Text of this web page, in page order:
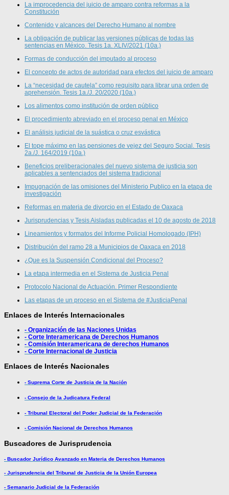
La improcedencia del juicio de amparo contra reformas a la
Constitución
Contenido y alcances del Derecho Humano al nombre
La obligación de publicar las versiones públicas de todas las
sentencias en México. Tesis 1a. XLIV/2021 (10a.)
Formas de conducción del imputado al proceso
El concepto de actos de autoridad para efectos del juicio de amparo
La “necesidad de cautela” como requisito para librar una orden de
aprehensión. Tesis 1a./J. 20/2020 (10a.)
Los alimentos como institución de orden público
El procedimiento abreviado en el proceso penal en México
El análisis judicial de la suástica o cruz esvástica
El tope máximo en las pensiones de vejez del Seguro Social. Tesis
2a./J. 164/2019 (10a.)
Beneficios preliberacionales del nuevo sistema de justicia son
aplicables a sentenciados del sistema tradicional
Impugnación de las omisiones del Ministerio Publico en la etapa de
investigación
Reformas en materia de divorcio en el Estado de Oaxaca
Jurisprudencias y Tesis Aisladas publicadas el 10 de agosto de 2018
Lineamientos y formatos del Informe Policial Homologado (IPH)
Distribución del ramo 28 a Municipios de Oaxaca en 2018
¿Que es la Suspensión Condicional del Proceso?
La etapa intermedia en el Sistema de Justicia Penal
Protocolo Nacional de Actuación. Primer Respondiente
Las etapas de un proceso en el Sistema de #JusticiaPenal
Enlaces de Interés Internacionales
- Organización de las Naciones Unidas
- Corte Interamericana de Derechos Humanos
- Comisión Interamericana de derechos Humanos
- Corte Internacional de Justicia
Enlaces de Interés Nacionales
- Suprema Corte de Justicia de la Nación
- Consejo de la Judicatura Federal
- Tribunal Electoral del Poder Judicial de la Federación
- Comisión Nacional de Derechos Humanos
Buscadores de Jurisprudencia
- Buscador Jurídico Avanzado en Materia de Derechos Humanos
- Jurisprudencia del Tribunal de Justicia de la Unión Europea
- Semanario Judicial de la Federación